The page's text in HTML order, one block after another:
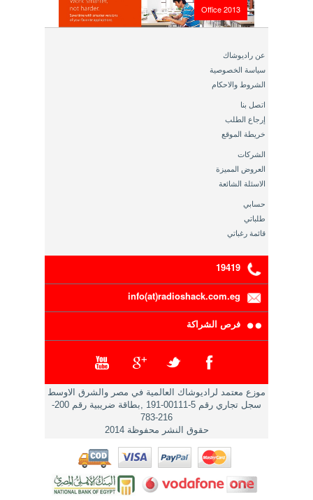
Office 2013
عن راديوشاك
سياسة الخصوصية
الشروط والاحكام
اتصل بنا
إرجاع الطلب
خريطة الموقع
الشركات
العروض المميزة
الاسئلة الشائعة
حسابي
طلباتي
قائمة رغباتي
19419
info(at)radioshack.com.eg
فرص الشراكة
موزع معتمد لراديوشاك العالمية في مصر والشرق الاوسط
سجل تجاري رقم 5-00111-191 ,بطاقة ضريبية رقم 200-
216-783
حقوق النشر محفوظة 2014